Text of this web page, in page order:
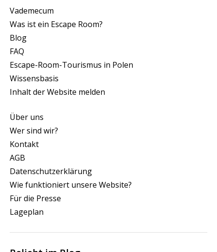
Vademecum
Was ist ein Escape Room?
Blog
FAQ
Escape-Room-Tourismus in Polen
Wissensbasis
Inhalt der Website melden
Über uns
Wer sind wir?
Kontakt
AGB
Datenschutzerklärung
Wie funktioniert unsere Website?
Für die Presse
Lageplan